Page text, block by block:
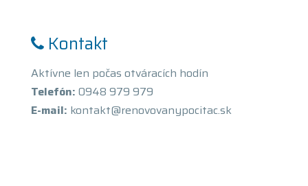
Kontakt
Aktívne len počas otváracích hodín
Telefón: 0948 979 979
E-mail: kontakt@renovovanypocitac.sk